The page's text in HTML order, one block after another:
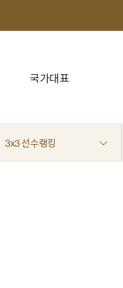
국가대표
3x3 선수랭킹